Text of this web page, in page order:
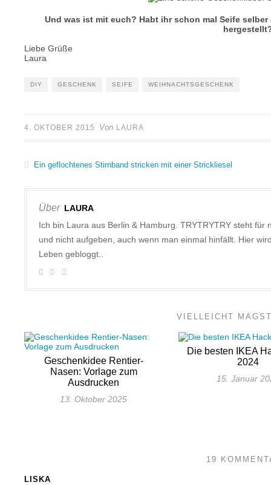
Und was ist mit euch? Habt ihr schon mal Seife
Liebe Grüße
Laura
DIY GESCHENK SEIFE WEIHNACHTSGESCHENK
4. OKTOBER 2015 Von LAURA
Ein geflochtenes Stirnband stricken mit einer Strickliesel
Über LAURA
Ich bin Laura aus Berlin & Hamburg. TRYTRYTRY steht
und nicht aufgeben, auch wenn man einmal hinfällt. Hier
Leben gebloggt..
VIELLEICHT
Geschenkidee Rentier-
Nasen: Vorlage zum
Ausdrucken
13. Oktober 2025
Die besten IKEA
2024
15. Januar
19
LISKA